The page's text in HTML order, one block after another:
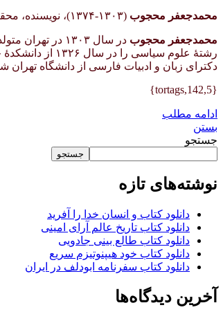
محمدجعفر محجوب (۱۳۰۳-۱۳۷۴)، نویسنده، محقق و فرهنگ‌پژوه ایرانی، صاحب‌نظر در فرهنگ و ادب عامه.
محمدجعفر محجوب
در سال ۱۳۰۳
دکترای زبان و ادبیات فارسی از دانشگاه تهران
{tortags,142,5}
ادامه مطلب
بستن
جستجو
جستجو
نوشته‌های تازه
دانلود کتاب و انسان خدا را آفرید
دانلود کتاب تاریخ عالم آرای امینی
دانلود کتاب طالع بینی جادویی
دانلود کتاب خود هیپنوتیزم سریع
دانلود کتاب سفرنامه ابودلف در ایران
آخرین دیدگاه‌ها